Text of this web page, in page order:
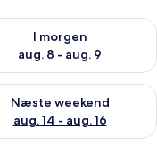
8
I morgen
aug. 8 - aug. 9
for i
aug. 7 - aug. 9
Næste weekend
aug. 14 - aug. 16
for næste